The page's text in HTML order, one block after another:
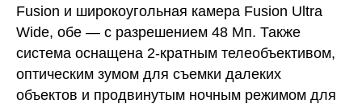
Fusion и широкоугольная камера Fusion Ultra
Wide, обе — с разрешением 48 Мп. Также
система оснащена 2-кратным телеобъективом,
оптическим зумом для съемки далеких
объектов и продвинутым ночным режимом для